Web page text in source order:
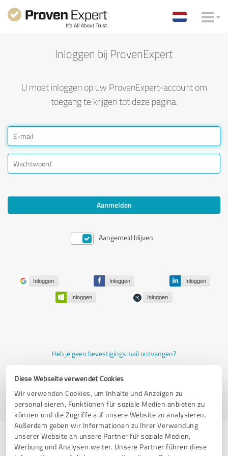
Diese Webseite verwendet Cookies
Wir verwenden Cookies, um Inhalte und Anzeigen zu
personalisieren, Funktionen für soziale Medien anbieten zu
können und die Zugriffe auf unsere Website zu analysieren.
Außerdem geben wir Informationen zu Ihrer Verwendung
unserer Website an unsere Partner für soziale Medien,
Werbung und Analysen weiter. Unsere Partner führen diese
Inloggen bij ProvenExpert
U moet inloggen op uw ProvenExpert-account om
toegang te krijgen tot deze pagina.
Aanmelden
Aangemeld blijven
Inloggen Inloggen Inloggen
Inloggen Inloggen
Heb je geen bevestigingsmail ontvangen?